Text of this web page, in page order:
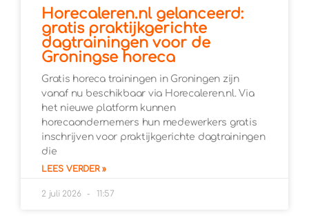
Horecaleren.nl gelanceerd:
gratis praktijkgerichte
dagtrainingen voor de
Groningse horeca
Gratis horeca trainingen in Groningen zijn
vanaf nu beschikbaar via Horecaleren.nl. Via
het nieuwe platform kunnen
horecaondernemers hun medewerkers gratis
inschrijven voor praktijkgerichte dagtrainingen
die
LEES VERDER »
2 juli 2026 11:57